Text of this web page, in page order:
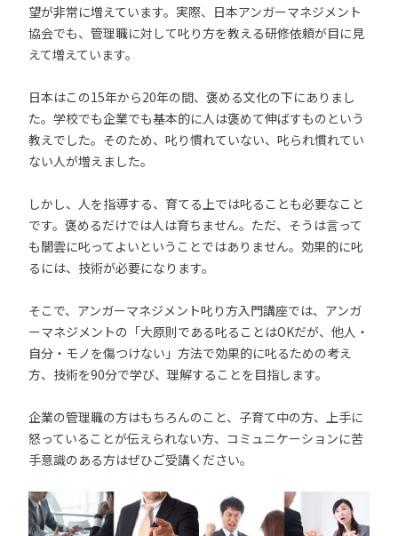
望が非常に増えています。実際、日本アンガーマネジメント
協会でも、管理職に対して叱り方を教える研修依頼が目に見
えて増えています。
日本はこの15年から20年の間、褒める文化の下にありまし
た。学校でも企業でも基本的に人は褒めて伸ばすものという
教えでした。そのため、叱り慣れていない、叱られ慣れてい
ない人が増えました。
しかし、人を指導する、育てる上では叱ることも必要なこと
です。褒めるだけでは人は育ちません。ただ、そうは言って
も闇雲に叱ってよいということではありません。効果的に叱
るには、技術が必要になります。
そこで、アンガーマネジメント叱り方入門講座では、アンガ
ーマネジメントの「大原則である叱ることはOKだが、他人・
自分・モノを傷つけない」方法で効果的に叱るための考え
方、技術を90分で学び、理解することを目指します。
企業の管理職の方はもちろんのこと、子育て中の方、上手に
怒っていることが伝えられない方、コミュニケーションに苦
手意識のある方はぜひご受講ください。